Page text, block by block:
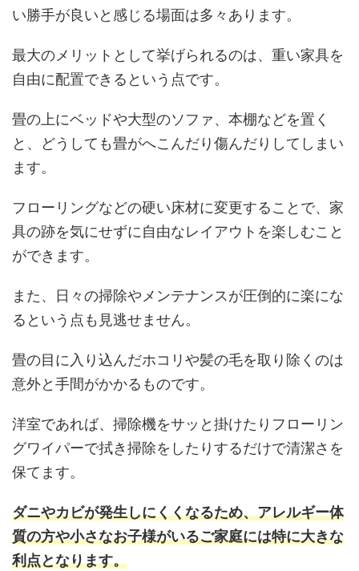
い勝手が良いと感じる場面は多々あります。
最大のメリットとして挙げられるのは、重い家具を
自由に配置できるという点です。
畳の上にベッドや大型のソファ、本棚などを置く
と、どうしても畳がへこんだり傷んだりしてしまい
ます。
フローリングなどの硬い床材に変更することで、家
具の跡を気にせずに自由なレイアウトを楽しむこと
ができます。
また、日々の掃除やメンテナンスが圧倒的に楽にな
るという点も見逃せません。
畳の目に入り込んだホコリや髪の毛を取り除くのは
意外と手間がかかるものです。
洋室であれば、掃除機をサッと掛けたりフローリン
グワイパーで拭き掃除をしたりするだけで清潔さを
保てます。
ダニやカビが発生しにくくなるため、アレルギー体
質の方や小さなお子様がいるご家庭には特に大きな
利点となります。